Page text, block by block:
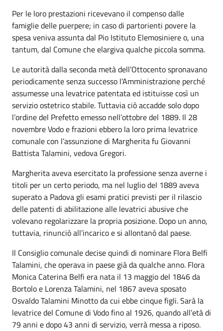
Per le loro prestazioni ricevevano il compenso dalle
famiglie delle puerpere; in caso di partorienti povere la
spesa veniva assunta dal Pio Istituto Elemosiniere o, una
tantum, dal Comune che elargiva qualche piccola somma.
Le autorità dalla seconda metà dell’Ottocento spronavano
periodicamente senza successo l’Amministrazione perché
assumesse una levatrice patentata ed istituisse così un
servizio ostetrico stabile. Tuttavia ciò accadde solo dopo
l’ordine del Prefetto emesso nell’ottobre del 1889. Il 28
novembre Vodo e frazioni ebbero la loro prima levatrice
comunale con l’assunzione di Margherita fu Giovanni
Battista Talamini, vedova Gregori.
Margherita aveva esercitato la professione senza averne i
titoli per un certo periodo, ma nel luglio del 1889 aveva
superato a Padova gli esami pratici previsti per il rilascio
delle patenti di abilitazione alle levatrici abusive che
volevano regolarizzare la propria posizione. Dopo un anno,
tuttavia, rinunciò all’incarico e si allontanò dal paese.
Il Consiglio comunale decise quindi di nominare Flora Belfi
Talamini, che operava in paese già da qualche anno. Flora
Monica Caterina Belfi era nata il 13 maggio del 1846 da
Bortolo e Lorenza Talamini, nel 1867 aveva sposato
Osvaldo Talamini Minotto da cui ebbe cinque figli. Sarà la
levatrice del Comune di Vodo fino al 1926, quando all’età di
79 anni e dopo 43 anni di servizio, verrà messa a riposo.